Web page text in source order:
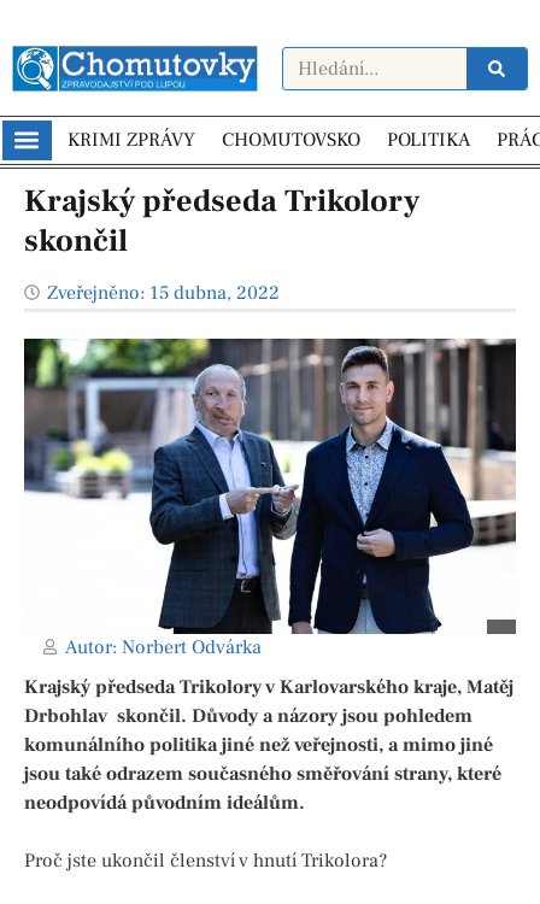
KRIMI ZPRÁVY CHOMUTOVSKO POLITIKA
Krajský předseda Trikolory
skončil
Zveřejněno: 15 dubna, 2022
Autor: Norbert Odvárka
Krajský předseda Trikolory v Karlovarského kraje, Matěj
Drbohlav skončil. Důvody a názory jsou pohledem
komunálního politika jiné než veřejnosti, a mimo jiné
jsou také odrazem současného směřování strany, které
neodpovídá původním ideálům.
Proč jste ukončil členství v hnutí Trikolora?